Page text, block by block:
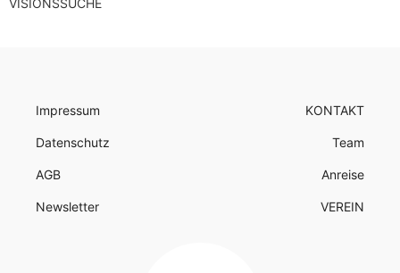
Impressum
Datenschutz
AGB
Newsletter
KONTAKT
Team
Anreise
VEREIN